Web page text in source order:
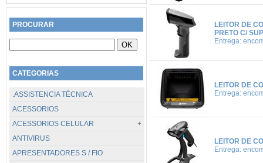
LEITOR DE
PRETO C/
Entrega:
LEITOR DE
Entrega:
LEITOR DE
Entrega:
PROCURAR
CATEGORIAS
.ASSISTENCIA TÉCNICA
ACESSORIOS
ACESSORIOS CELULAR
TODOS...
CABOS / CARREGADORES
ANTIVIRUS
APRESENTADORES S / FIO